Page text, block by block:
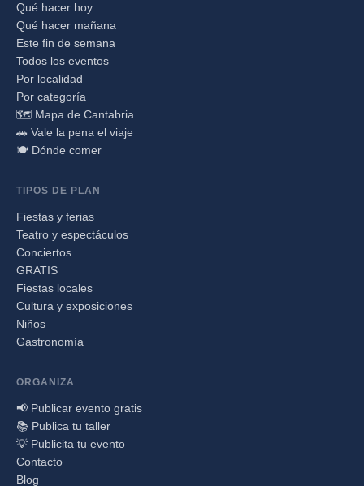
Qué hacer hoy
Qué hacer mañana
Este fin de semana
Todos los eventos
Por localidad
Por categoría
🗺️ Mapa de Cantabria
🚗 Vale la pena el viaje
🍽️ Dónde comer
TIPOS DE PLAN
Fiestas y ferias
Teatro y espectáculos
Conciertos
GRATIS
Fiestas locales
Cultura y exposiciones
Niños
Gastronomía
ORGANIZA
📢 Publicar evento gratis
📚 Publica tu taller
💡 Publicita tu evento
Contacto
Blog